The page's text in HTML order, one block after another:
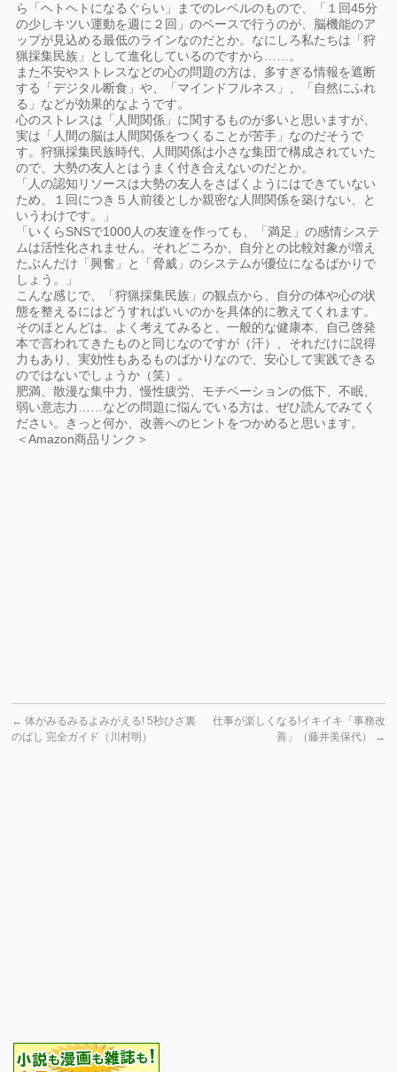
ら「ヘトヘトになるぐらい」までのレベルのもので、「１回45分
の少しキツい運動を週に２回」のペースで行うのが、脳機能のア
ップが見込める最低のラインなのだとか。なにしろ私たちは「狩
猟採集民族」として進化しているのですから……。
また不安やストレスなどの心の問題の方は、多すぎる情報を遮断
する「デジタル断食」や、「マインドフルネス」、「自然にふれ
る」などが効果的なようです。
心のストレスは「人間関係」に関するものが多いと思いますが、
実は「人間の脳は人間関係をつくることが苦手」なのだそうで
す。狩猟採集民族時代、人間関係は小さな集団で構成されていた
ので、大勢の友人とはうまく付き合えないのだとか。
「人の認知リソースは大勢の友人をさばくようにはできていない
ため、１回につき５人前後としか親密な人間関係を築けない、と
いうわけです。」
「いくらSNSで1000人の友達を作っても、「満足」の感情システ
ムは活性化されません。それどころか、自分との比較対象が増え
たぶんだけ「興奮」と「脅威」のシステムが優位になるばかりで
しょう。」
こんな感じで、「狩猟採集民族」の観点から、自分の体や心の状
態を整えるにはどうすればいいのかを具体的に教えてくれます。
そのほとんどは、よく考えてみると、一般的な健康本、自己啓発
本で言われてきたものと同じなのですが（汗）、それだけに説得
力もあり、実効性もあるものばかりなので、安心して実践できる
のではないでしょうか（笑）。
肥満、散漫な集中力、慢性疲労、モチベーションの低下、不眠、
弱い意志力……などの問題に悩んでいる方は、ぜひ読んでみてく
ださい。きっと何か、改善へのヒントをつかめると思います。
＜Amazon商品リンク＞
← 体がみるみるよみがえる! 5秒ひざ裏
のばし 完全ガイド（川村明）
仕事が楽しくなる!イキイキ「事務改
善」（藤井美保代）
→